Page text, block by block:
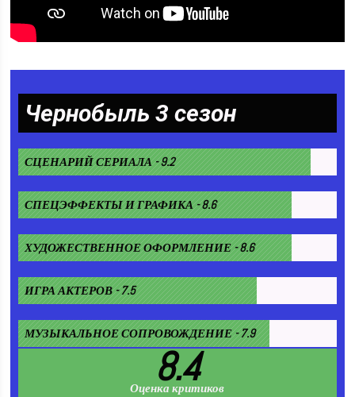
Чернобыль 3 сезон
СЦЕНАРИЙ СЕРИАЛА - 9.2
СПЕЦЭФФЕКТЫ И ГРАФИКА - 8.6
ХУДОЖЕСТВЕННОЕ ОФОРМЛЕНИЕ - 8.6
ИГРА АКТЕРОВ - 7.5
МУЗЫКАЛЬНОЕ СОПРОВОЖДЕНИЕ - 7.9
8.4
Оценка критиков